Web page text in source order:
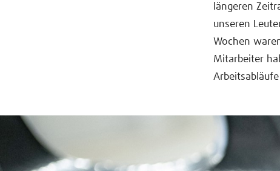
längeren
unseren
Wochen
Mitarbeiter